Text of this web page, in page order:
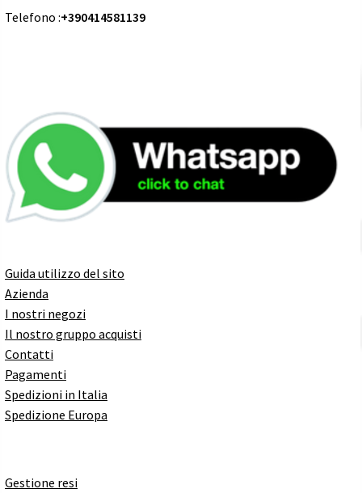
Telefono :+390414581139
Guida utilizzo del sito
Azienda
I nostri negozi
Il nostro gruppo acquisti
Contatti
Pagamenti
Spedizioni in Italia
Spedizione Europa
Gestione resi